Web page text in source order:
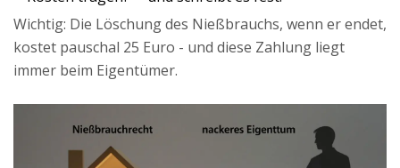
Wichtig: Die Löschung des Nießbrauchs, wenn er endet,
kostet pauschal 25 Euro - und diese Zahlung liegt
immer beim Eigentümer.